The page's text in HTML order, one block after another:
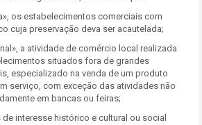
os estabelecimentos comerciais com
cuja preservação deva ser acautelada;
a atividade de comércio local realizada
situados fora de grandes
especializado na venda de um produto
serviço, com exceção das atividades não
em bancas ou feiras;
interesse histórico e cultural ou social